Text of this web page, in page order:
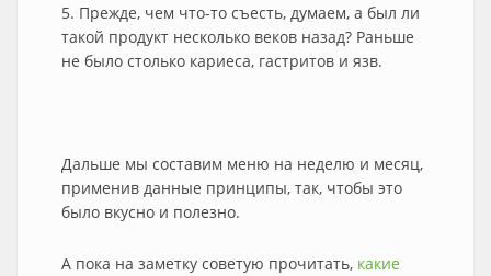
5. Прежде, чем что-то съесть, думаем, а был ли
такой продукт несколько веков назад? Раньше
не было столько кариеса, гастритов и язв.
Дальше мы составим меню на неделю и месяц,
применив данные принципы, так, чтобы это
было вкусно и полезно.
А пока на заметку советую прочитать, какие